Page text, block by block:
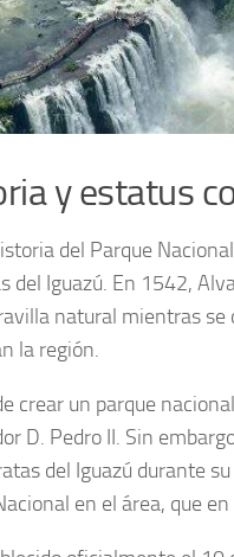
y estatus
del Parque
del Iguazú. En 1542,
natural mientras se
la región.
crear un parque
D. Pedro II. Sin
del Iguazú durante
en el área, que